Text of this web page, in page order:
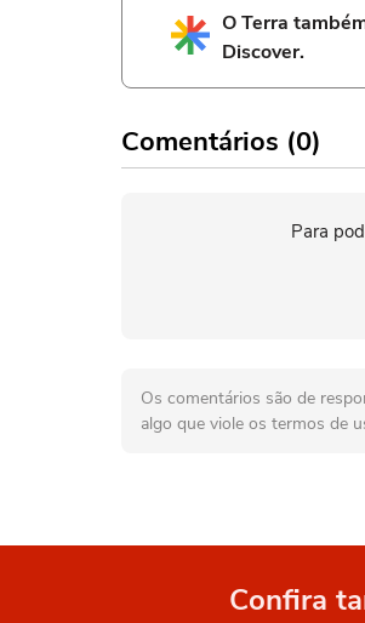
O Terra
Discover.
Comentários (0)
Para
Os comentários são de
algo que viole os termos de
Confira